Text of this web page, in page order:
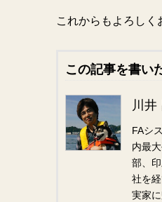
これからもよろしく
この記事を書い
川井
FAシ
内最
部、
社を
実家